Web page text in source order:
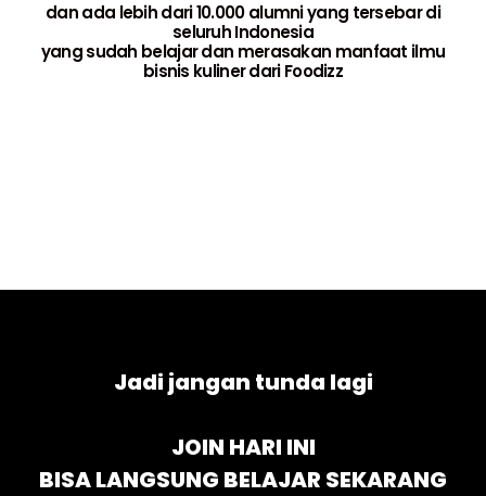
dan ada lebih dari 10.000 alumni yang tersebar di
seluruh Indonesia
yang sudah belajar dan merasakan manfaat ilmu
bisnis kuliner dari Foodizz
Jadi jangan tunda lagi
JOIN HARI INI
BISA LANGSUNG BELAJAR SEKARANG